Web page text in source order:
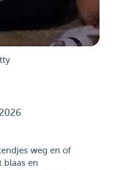
weg en of
blaas en